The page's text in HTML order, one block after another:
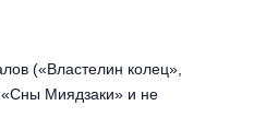
(«Властелин колец»,
«Сны Миядзаки» и не